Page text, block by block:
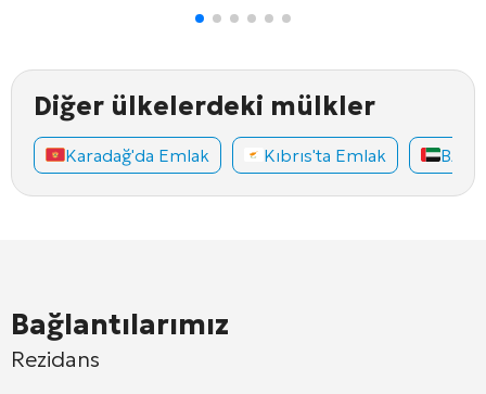
Diğer ülkelerdeki mülkler
Karadağ'da Emlak Kıbrıs'ta Emlak
Bağlantılarımız
Rezidans